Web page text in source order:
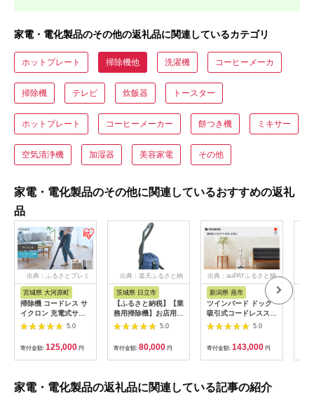
家電・電化製品のその他の返礼品に関連しているカテゴリ
ホットプレート 掃除機他 洗濯機 コーヒーメーカ
掃除機 テレビ 炊飯器 トースター
ホットプレート コーヒーメーカー 餅つき機 ミキサー
空気清浄機 加湿器 美容家電 その他
家電・電化製品のその他に関連しているおすすめの返礼
品
出典：ふるさとプレミ
アム
宮城県 大河原町
掃除機 コードレス サ
イクロン 充電式サイ
クロンスティッククリ
ーナー daspo SCD-
190P-H グレー ステ
ィッククリーナー モ
ップ スタンド付 静音
ーヤマ ハンディ
5.0
寄付金額: 125,000 円
出典：楽天ふるさと納
税
茨城県 日立市
【ふるさと納税】【業
務用掃除機】お店用コ
ンパクトタイプ:CV-
G1【 HITACHI 日立
家電 茨城県 日立市 】
5.0
寄付金額: 80,000 円
出典：auPAYふるさと納
新潟県 燕市
ツインバード ドック
吸引式コードレスステ
ィック型クリーナー
(TC-E292W)【 クリー
ナー コードレス 吸引
式 サイクロン式 ステ
ィック型 掃除機 掃除
条 】
5.0
寄付金額: 143,000 円
家電・電化製品の返礼品に関連している記事の紹介